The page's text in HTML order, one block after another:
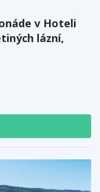
v Hoteli
lázní,